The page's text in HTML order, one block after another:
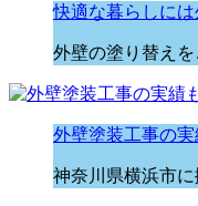
快適な暮らしに
外壁の塗り替え
外壁塗装工事の実
神奈川県横浜市